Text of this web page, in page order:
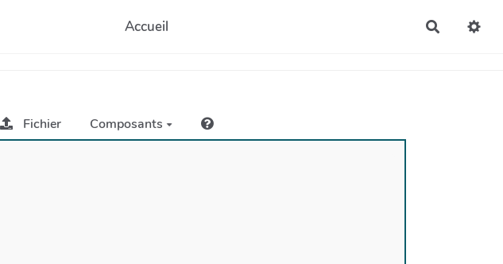
Accueil
Fichier Composants